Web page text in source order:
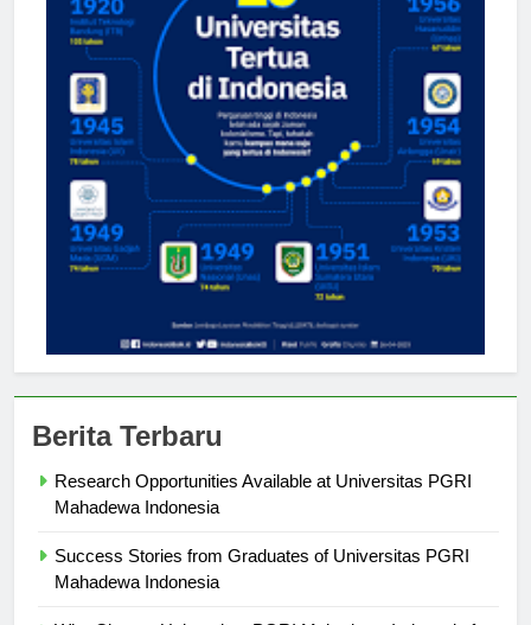
Berita Terbaru
Research Opportunities Available at Universitas PGRI
Mahadewa Indonesia
Success Stories from Graduates of Universitas PGRI
Mahadewa Indonesia